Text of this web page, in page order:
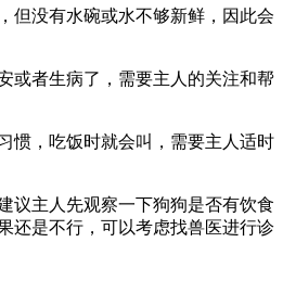
但没有水碗或水不够新鲜，因此会
或者生病了，需要主人的关注和帮
惯，吃饭时就会叫，需要主人适时
议主人先观察一下狗狗是否有饮食
还是不行，可以考虑找兽医进行诊